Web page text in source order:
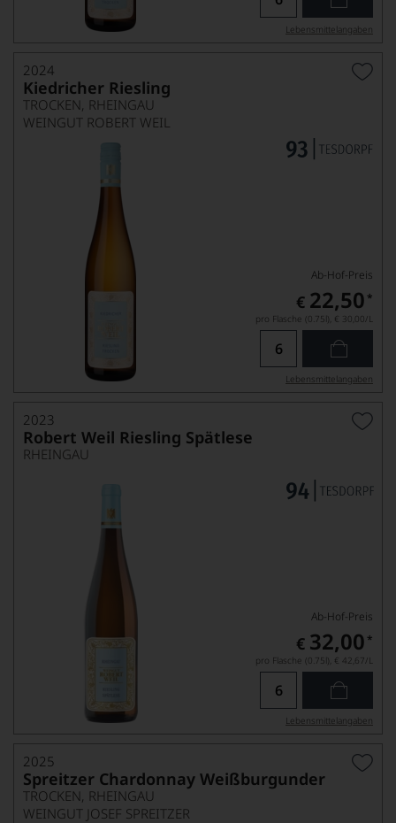
Lebensmittel­angaben
2024
Kiedricher Riesling
TROCKEN, RHEINGAU
WEINGUT ROBERT WEIL
Ab-Hof-Preis
€ 22,50 *
pro Flasche (0.75l), € 30,00/L
Lebensmittel­angaben
2023
Robert Weil Riesling Spätlese
RHEINGAU
Ab-Hof-Preis
€ 32,00 *
pro Flasche (0.75l), € 42,67/L
Lebensmittel­angaben
2025
Spreitzer Chardonnay Weißburgunder
TROCKEN, RHEINGAU
WEINGUT JOSEF SPREITZER